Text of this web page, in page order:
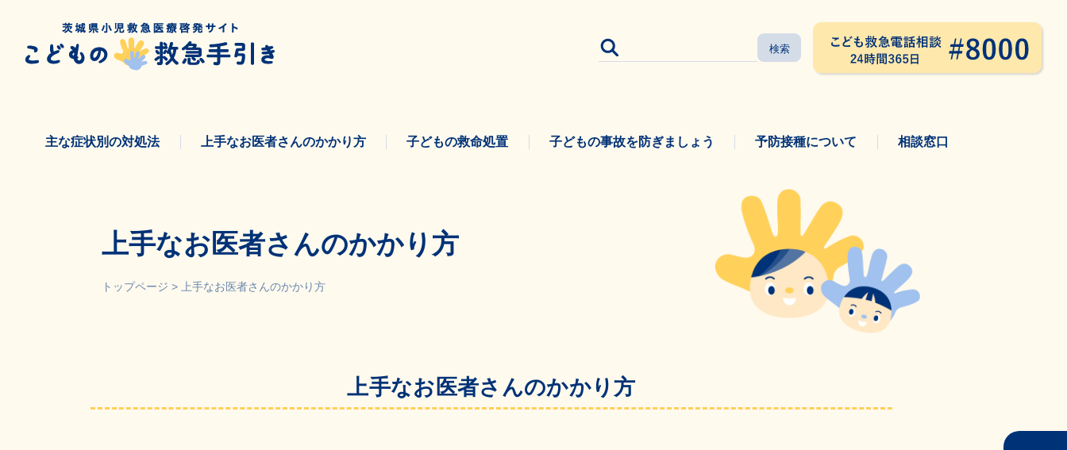
主な症状別の対処法 上手なお医者さんのかかり方 子どもの救命処置 子どもの事故を防ぎましょう 予防接種について 相談窓口
上手なお医者さんのかかり方
トップページ > 上手なお医者さんのかかり方
上手なお医者さんのかかり方